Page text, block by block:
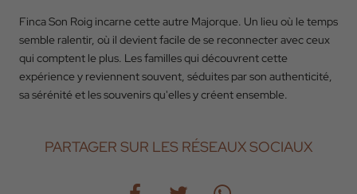
Finca Son Roig incarne cette autre Majorque. Un lieu où le temps
semble ralentir, où il devient facile de se reconnecter avec ceux
qui comptent le plus. Les familles qui découvrent cette
expérience y reviennent souvent, séduites par son authenticité,
sa sérénité et les souvenirs qu'elles y créent ensemble.
PARTAGER SUR LES RÉSEAUX SOCIAUX